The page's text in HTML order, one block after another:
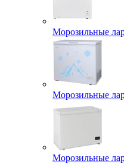
Морозильные
Морозильные
Морозильные